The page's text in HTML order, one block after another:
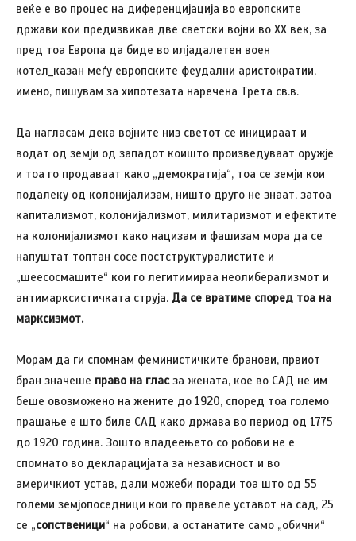
веќе е во процес на диференцијација во европските
држави кои предизвикаа две светски војни во XX век, за
пред тоа Европа да биде во илјадалетен воен
котел_казан меѓу европските феудални аристократии,
имено, пишувам за хипотезата наречена Трета св.в.
Да нагласам дека војните низ светот се иницираат и
водат од земји од западот коишто произведуваат оружје
и тоа го продаваат како „демократија“, тоа се земји кои
подалеку од колонијализам, ништо друго не знаат, затоа
капитализмот, колонијализмот, милитаризмот и ефектите
на колонијализмот како нацизам и фашизам мора да се
напуштат топтан сосе постструктуралистите и
„шеесосмашите“ кои го легитимираа неолиберализмот и
антимарксистичката струја. Да се вратиме според тоа на
марксизмот.
Морам да ги спомнам феминистичките бранови, првиот
бран значеше право на гласза жената, кое во САД не им
беше овозможено на жените до 1920, според тоа големо
прашање е што биле САД како држава во период од 1775
до 1920 година. Зошто владеењето со робови не е
спомнато во декларацијата за независност и во
америчкиот устав, дали можеби поради тоа што од 55
големи земјопоседници кои го правеле уставот на сад, 25
се „сопственици“ на робови, а останатите само „обични“